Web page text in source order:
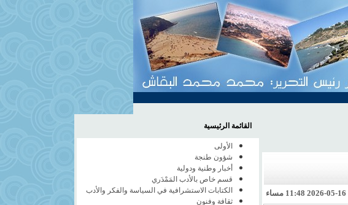
القائمة الرئيسية
الأولى
شؤون طنجة
أخبار وطنية ودولية
قسم خاص بالأدب المَمْدَري
الكتابات الاستشرافية في السياسة والفكر والأدب
ثقافة وفنون